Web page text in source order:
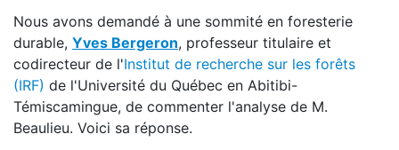
Nous avons demandé à une sommité en foresterie
durable, Yves Bergeron, professeur titulaire et
codirecteur de l'Institut de recherche sur les forêts
(IRF) de l'Université du Québec en Abitibi-
Témiscamingue, de commenter l'analyse de M.
Beaulieu. Voici sa réponse.